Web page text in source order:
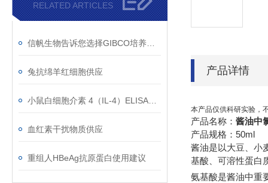
RELATED ARTICLES
兔抗绵羊红细胞供应
血红素干扰物质供应
重组人HBeAg抗原蛋白使用建议
产品详情
本产品仅供科研实验，
产品名称： 酱油中
产品规格：50ml
酱油是以大豆、小
基酸、可溶性蛋白
氨基酸是酱油中重